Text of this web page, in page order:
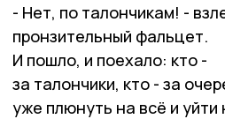
- Нет, по талончикам! -
пронзительный фальцет.
И пошло, и поехало: кто -
за талончики, кто - за
уже плюнуть на всё и